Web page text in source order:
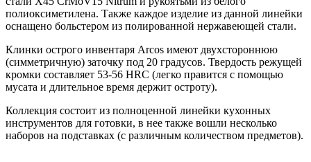
полиоксиметилена. Также каждое изделие из данной линейки
оснащено больстером из полированной нержавеющей стали.
Клинки острого инвентаря Arcos имеют двухстороннюю
(симметричную) заточку под 20 градусов. Твердость режущей
кромки составляет 53-56 HRC (легко правится с помощью
мусата и длительное время держит остроту).
Коллекция состоит из полноценной линейки кухонных
инструментов для готовки, в нее также вошли несколько
наборов на подставках (с различным количеством предметов).